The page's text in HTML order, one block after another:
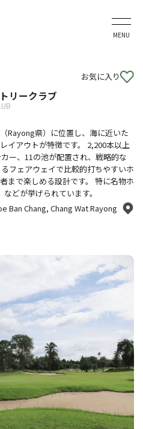
MENU
お気に入り
リークラブ
Rayong県）に位置し、海に近いた
イアウトが特徴です。 2,200本以上
ー、11の池が配置され、戦略的な
フェアウェイで比較的打ちやすいホ
まで楽しめる設計です。 特に名物ホ
どが挙げられています。
Ban Chang, Chang Wat Rayong